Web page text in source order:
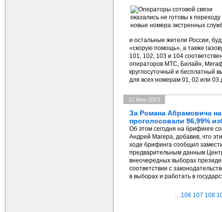
и остальные жители России,
«скорую помощь», а также
101, 102, 103 и 104
операторов МТС, Билайн,
круглосуточный и бесплатный
для всех номерам 01, 02 или
22 Июн 2013
За Романа Абрамовича
проголосовали 96,99%
Об этом сегодня на брифинге
Андрей Магера, добавив, что
ходе брифинга сообщил
предварительным данным
внеочередных выборах
соответствии с
в выборах и работать в
... 106 107 108